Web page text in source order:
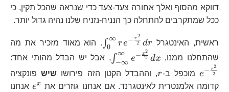
דווקא מהסוף ואלך אחורה צעד-צעד כדי שנראה שהכל תקין, כי
ככל שמתקרבים להתחלה כך הנניח-נזניח שלנו נהיה גדול יותר.
ראשית, האינטגרל
\int_{0}^{\infty}re^{-
\frac{r^{2}}{2}}dr
∫0
∞
re− 2
r2
dr
. הוא מאוד מזכיר את מה
שהתחלנו ממנו,
\int_{-
\infty}^{\infty}e^{-
\frac{x^{2}}{2}}dx
∫−∞
∞
e− 2
x2
dx , אבל יש הבדל מהותי אחד:
e− 2
r2
מוכפל ב- r r, וההבדל הקטן הזה פירושו שישפונקציה
קדומה אלמנטרית לאינטגרנד. אם אנחנו גוזרים את
e^{x}
ex
אנחנו